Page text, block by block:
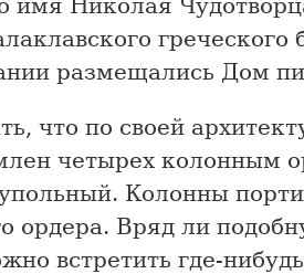
греческого
размещались Дом
что по своей
четырех колонным
Колонны
ордера. Вряд ли
встретить где-